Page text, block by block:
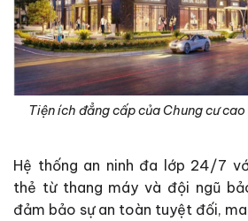
Tiện ích đẳng cấp của Chung cư
Hệ thống an ninh đa lớp 24/7
thẻ từ thang máy và đội ngũ
đảm bảo sự an toàn tuyệt đối,